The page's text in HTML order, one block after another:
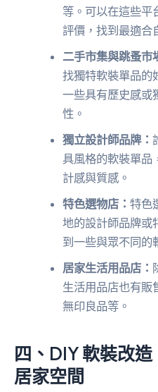
等。可以在這些平
評價，找到最適合
二手市集與跳蚤市
找獨特軟裝單品的
一些具有歷史感或
性。
獨立設計師品牌：
具風格的軟裝單品
計感與質感。
特色選物店：特色
地的設計師品牌或
到一些與眾不同的
居家生活用品店：
生活用品店也有販
無印良品等。
四、DIY 軟裝改
居家空間